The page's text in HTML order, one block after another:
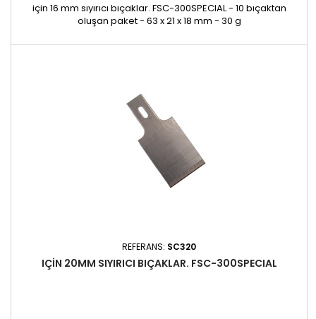
için 16 mm sıyırıcı bıçaklar. FSC-300SPECIAL - 10 bıçaktan
oluşan paket - 63 x 21 x 18 mm - 30 g
REFERANS: SC320
IÇIN 20MM SIYIRICI BIÇAKLAR. FSC-300SPECIAL